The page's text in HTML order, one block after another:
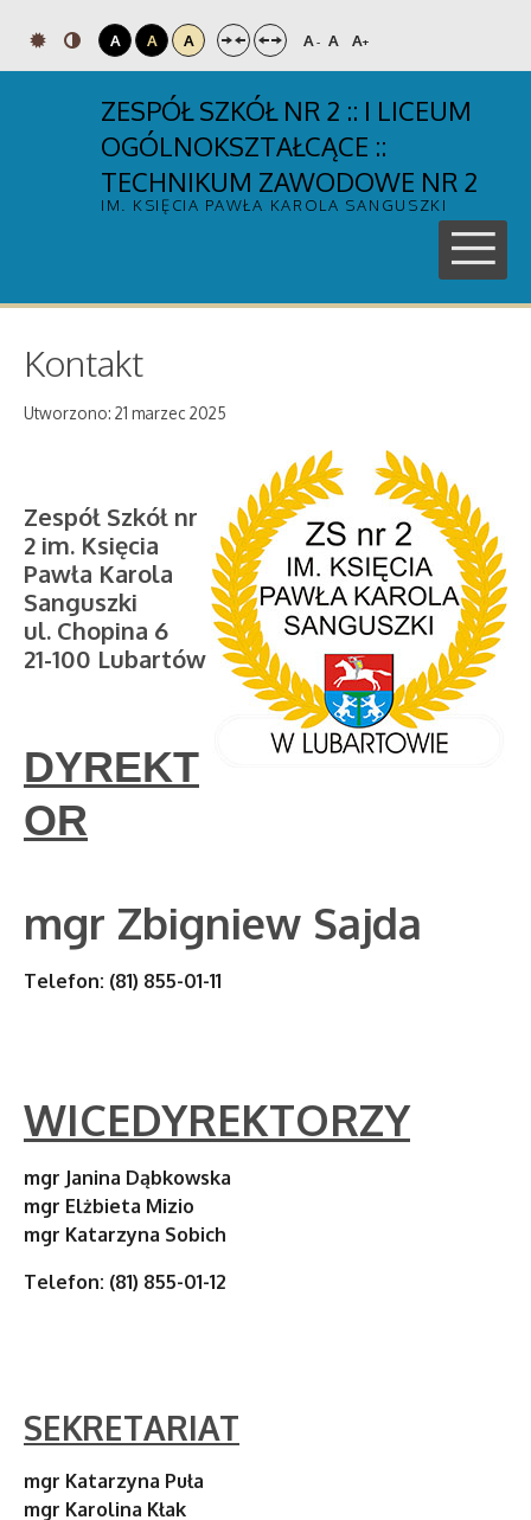
A A A A- A A+
ZESPÓŁ SZKÓŁ NR 2 :: I LICEUM
OGÓLNOKSZTAŁCĄCE ::
TECHNIKUM ZAWODOWE NR 2
IM. KSIĘCIA PAWŁA KAROLA SANGUSZKI
Kontakt
Utworzono: 21 marzec 2025
Zespół Szkół nr
2 im. Księcia
Pawła Karola
Sanguszki
ul. Chopina 6
21-100 Lubartów
DYREKT
OR
mgr Zbigniew Sajda
Telefon: (81) 855-01-11
WICEDYREKTORZY
mgr Janina Dąbkowska
mgr Elżbieta Mizio
mgr Katarzyna Sobich
Telefon: (81) 855-01-12
SEKRETARIAT
mgr Katarzyna Puła
mgr Karolina Kłak